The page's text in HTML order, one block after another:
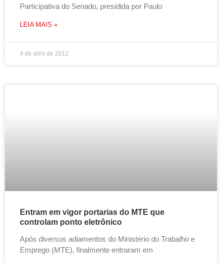
Participativa do Senado, presidida por Paulo
LEIA MAIS »
4 de abril de 2012
Entram em vigor portarias do MTE que
controlam ponto eletrônico
Após diversos adiamentos do Ministério do Trabalho e
Emprego (MTE), finalmente entraram em